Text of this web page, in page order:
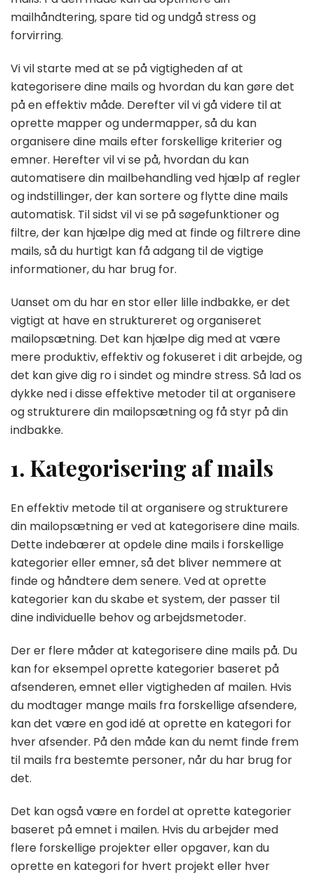
mailhåndtering, spare tid og undgå stress og
forvirring.
Vi vil starte med at se på vigtigheden af at
kategorisere dine mails og hvordan du kan gøre det
på en effektiv måde. Derefter vil vi gå videre til at
oprette mapper og undermapper, så du kan
organisere dine mails efter forskellige kriterier og
emner. Herefter vil vi se på, hvordan du kan
automatisere din mailbehandling ved hjælp af regler
og indstillinger, der kan sortere og flytte dine mails
automatisk. Til sidst vil vi se på søgefunktioner og
filtre, der kan hjælpe dig med at finde og filtrere dine
mails, så du hurtigt kan få adgang til de vigtige
informationer, du har brug for.
Uanset om du har en stor eller lille indbakke, er det
vigtigt at have en struktureret og organiseret
mailopsætning. Det kan hjælpe dig med at være
mere produktiv, effektiv og fokuseret i dit arbejde, og
det kan give dig ro i sindet og mindre stress. Så lad os
dykke ned i disse effektive metoder til at organisere
og strukturere din mailopsætning og få styr på din
indbakke.
1. Kategorisering af mails
En effektiv metode til at organisere og strukturere
din mailopsætning er ved at kategorisere dine mails.
Dette indebærer at opdele dine mails i forskellige
kategorier eller emner, så det bliver nemmere at
finde og håndtere dem senere. Ved at oprette
kategorier kan du skabe et system, der passer til
dine individuelle behov og arbejdsmetoder.
Der er flere måder at kategorisere dine mails på. Du
kan for eksempel oprette kategorier baseret på
afsenderen, emnet eller vigtigheden af mailen. Hvis
du modtager mange mails fra forskellige afsendere,
kan det være en god idé at oprette en kategori for
hver afsender. På den måde kan du nemt finde frem
til mails fra bestemte personer, når du har brug for
det.
Det kan også være en fordel at oprette kategorier
baseret på emnet i mailen. Hvis du arbejder med
flere forskellige projekter eller opgaver, kan du
oprette en kategori for hvert projekt eller hver